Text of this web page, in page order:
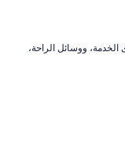
عناصر نالت الإعجاب: ⁦النظافة⁩، و⁦العاملون ومستوى الخدمة⁩، و⁦وسائل الراحة⁩،